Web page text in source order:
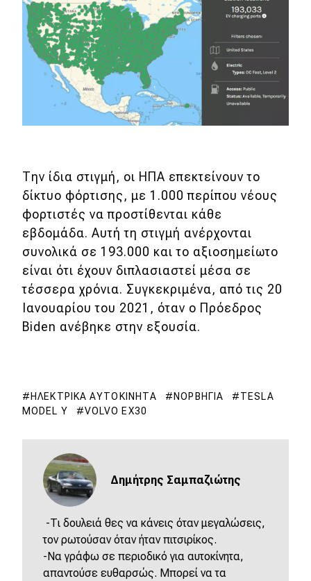
Την ίδια στιγμή, οι ΗΠΑ επεκτείνουν το
δίκτυο φόρτισης, με 1.000 περίπου νέους
φορτιστές να προστίθενται κάθε
εβδομάδα. Αυτή τη στιγμή ανέρχονται
συνολικά σε 193.000 και το αξιοσημείωτο
είναι ότι έχουν διπλασιαστεί μέσα σε
τέσσερα χρόνια. Συγκεκριμένα, από τις 20
Ιανουαρίου του 2021, όταν ο Πρόεδρος
Biden ανέβηκε στην εξουσία.
ΗΛΕΚΤΡΙΚΆ ΑΥΤΟΚΊΝΗΤΑ ΝΟΡΒΗΓΊΑ
TESLA
MODEL Y
VOLVO EX30
Δημήτρης Σαμπαζιώτης
-Τι δουλειά θες να κάνεις όταν μεγαλώσεις,
τον ρωτούσαν όταν ήταν πιτσιρίκος.
-Να γράφω σε περιοδικό για αυτοκίνητα,
απαντούσε ευθαρσώς. Μπορεί να τα